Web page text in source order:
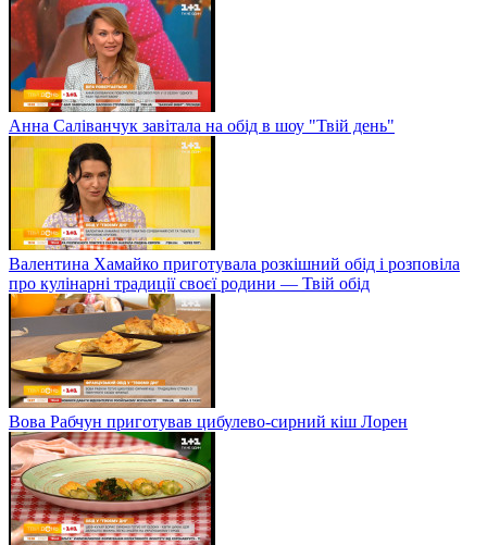
Анна Саліванчук завітала на обід в шоу "Твій день"
Валентина Хамайко приготувала розкішний обід і розповіла
про кулінарні традиції своєї родини — Твій обід
Вова Рабчун приготував цибулево-сирний кіш Лорен